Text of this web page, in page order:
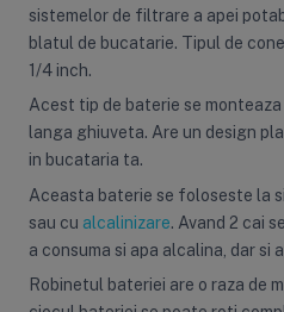
sistemelor de filtrare a apei
blatul de bucatarie. Tipul de
1/4 inch.
Acest tip de baterie se
langa ghiuveta. Are un design
in bucataria ta.
Aceasta baterie se foloseste la
sau cu alcalinizare. Avand 2 cai
a consuma si apa alcalina, dar si
Robinetul bateriei are o raza de